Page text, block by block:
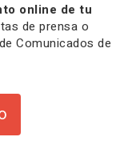
online de tu
de prensa o
Comunicados de